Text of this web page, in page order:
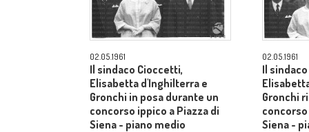
02.05.1961
Il sindaco Cioccetti,
Elisabetta d'Inghilterra e
Gronchi in posa durante un
concorso ippico a Piazza di
Siena - piano medio
02.05.1961
Il
Gronchi
Siena -